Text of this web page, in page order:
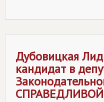
Дубовицкая
кандидат в